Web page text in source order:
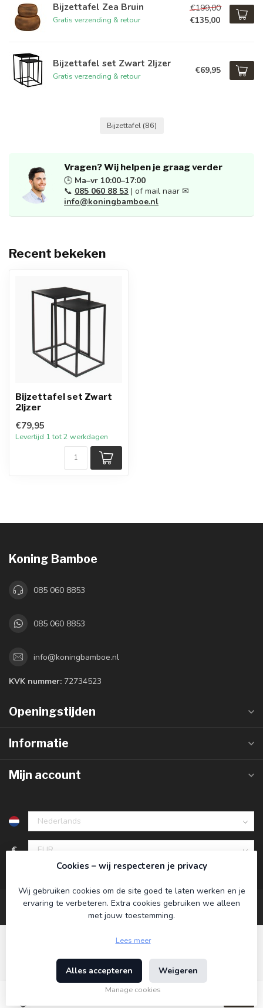
€79,95
Bijzettafel Zea Bruin
Gratis verzending & retour
€199,00
€135,00
Bijzettafel set Zwart 2Ijzer
Gratis verzending & retour
€69,95
Bijzettafel (86)
Vragen? Wij helpen je graag verder
🕒 Ma–vr 10:00–17:00
📞 085 060 88 53 | of mail naar ✉
info@koningbamboe.nl
Recent bekeken
Bijzettafel set Zwart
2Ijzer
€79,95
Levertijd 1 tot 2 werkdagen
Koning Bamboe
085 060 8853
085 060 8853
info@koningbamboe.nl
KVK nummer: 72734523
Openingstijden
Informatie
Mijn account
€
© Copyright 2026 Koning Bamboe - Powered by
Lightspeed design byDyvelopment
Cookies – wij respecteren je privacy
Wij gebruiken cookies om de site goed te laten werken en je
ervaring te verbeteren. Extra cookies gebruiken we alleen
met jouw toestemming.
Lees meer
Alles accepteren Weigeren
Manage cookies